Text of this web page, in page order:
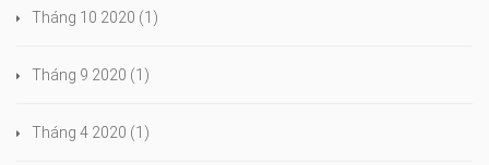
Tháng 10 2020 (1)
Tháng 9 2020 (1)
Tháng 4 2020 (1)